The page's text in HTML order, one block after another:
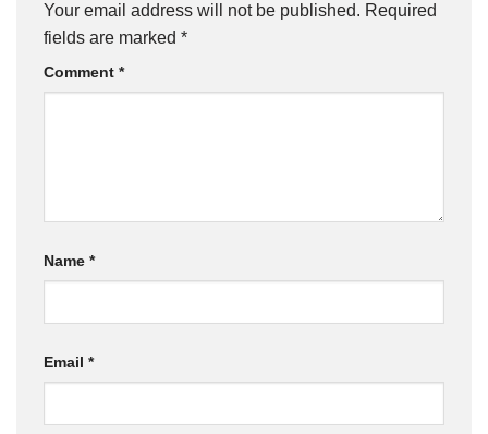
Your email address will not be published. Required
fields are marked *
Comment *
Name *
Email *